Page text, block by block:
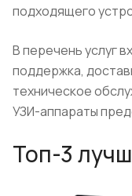
подходящего
В перечень услуг
поддержка,
техническое
УЗИ-аппараты
Топ-3